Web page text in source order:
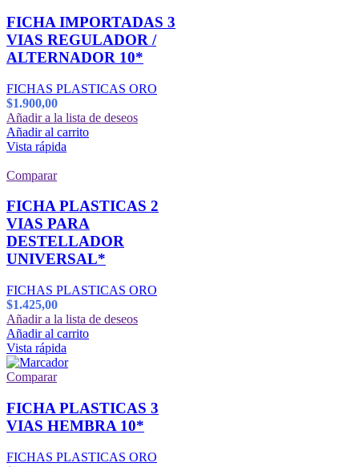
FICHA IMPORTADAS 3
VIAS REGULADOR /
ALTERNADOR 10*
FICHAS PLASTICAS ORO
$1.900,00
Añadir a la lista de deseos
Añadir al carrito
Vista rápida
Comparar
FICHA PLASTICAS 2
VIAS PARA
DESTELLADOR
UNIVERSAL*
FICHAS PLASTICAS ORO
$1.425,00
Añadir a la lista de deseos
Añadir al carrito
Vista rápida
Comparar
FICHA PLASTICAS 3
VIAS HEMBRA 10*
FICHAS PLASTICAS ORO